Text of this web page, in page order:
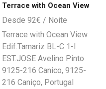
Terrace with Ocean View
92€
Terrace with Ocean View
Edif.Tamariz BL-C 1-I
EST.JOSE Avelino Pinto
9125-216 Canico, 9125-
216 Caniço, Portugal